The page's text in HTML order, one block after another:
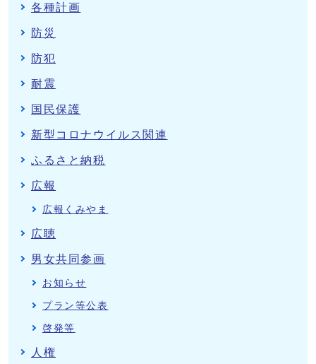
各種計画
防災
防犯
耐震
国民保護
新型コロナウイルス関連
ふるさと納税
広報
広報くみやま
広聴
男女共同参画
お知らせ
プラン等公表
啓発等
人権